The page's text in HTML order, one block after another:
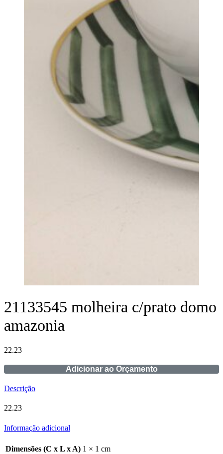
21133545 molheira c/prato domo
amazonia
22.23
Adicionar ao Orçamento
Descrição
22.23
Informação adicional
Dimensões (C x L x A) 1 × 1 cm